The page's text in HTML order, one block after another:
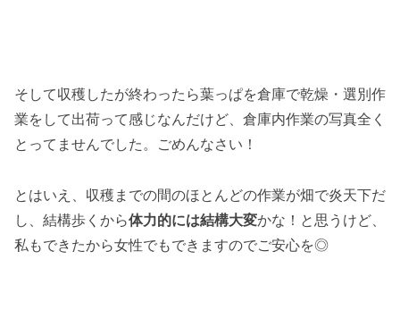
そして収穫したが終わったら葉っぱを倉庫で乾燥・選別作
業をして出荷って感じなんだけど、倉庫内作業の写真全く
とってませんでした。ごめんなさい！
とはいえ、収穫までの間のほとんどの作業が畑で炎天下だ
し、結構歩くから体力的には結構大変かな！と思うけど、
私もできたから女性でもできますのでご安心を◎